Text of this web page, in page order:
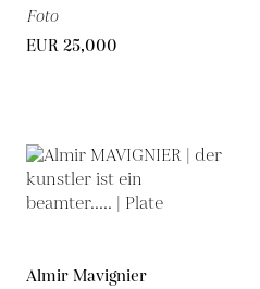
Foto
EUR 25,000
Almir Mavignier